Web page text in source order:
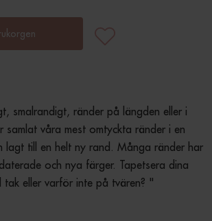
smalrandigt, ränder på längden eller i
våra mest omtyckta ränder i en
lagt till en helt ny rand. Många ränder har
och nya färger. Tapetsera dina
tak eller varför inte på tvären? "